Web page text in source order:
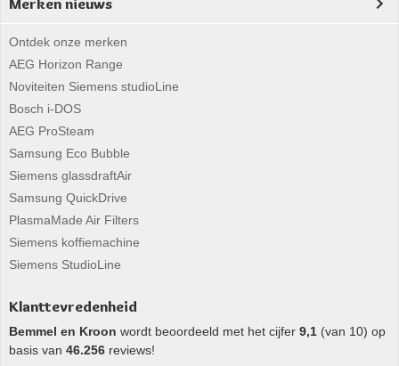
Merken nieuws
Ontdek onze merken
AEG Horizon Range
Noviteiten Siemens studioLine
Bosch i-DOS
AEG ProSteam
Samsung Eco Bubble
Siemens glassdraftAir
Samsung QuickDrive
PlasmaMade Air Filters
Siemens koffiemachine
Siemens StudioLine
Klanttevredenheid
Bemmel en Kroon wordt beoordeeld met het cijfer 9,1 (van 10) op
basis van 46.256 reviews!